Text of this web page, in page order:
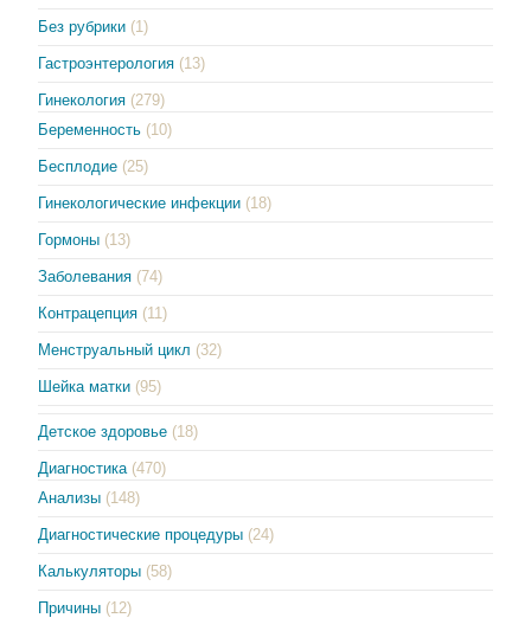
Без рубрики (1)
Гастроэнтерология (13)
Гинекология (279)
Беременность (10)
Бесплодие (25)
Гинекологические инфекции (18)
Гормоны (13)
Заболевания (74)
Контрацепция (11)
Менструальный цикл (32)
Шейка матки (95)
Детское здоровье (18)
Диагностика (470)
Анализы (148)
Диагностические процедуры (24)
Калькуляторы (58)
Причины (12)